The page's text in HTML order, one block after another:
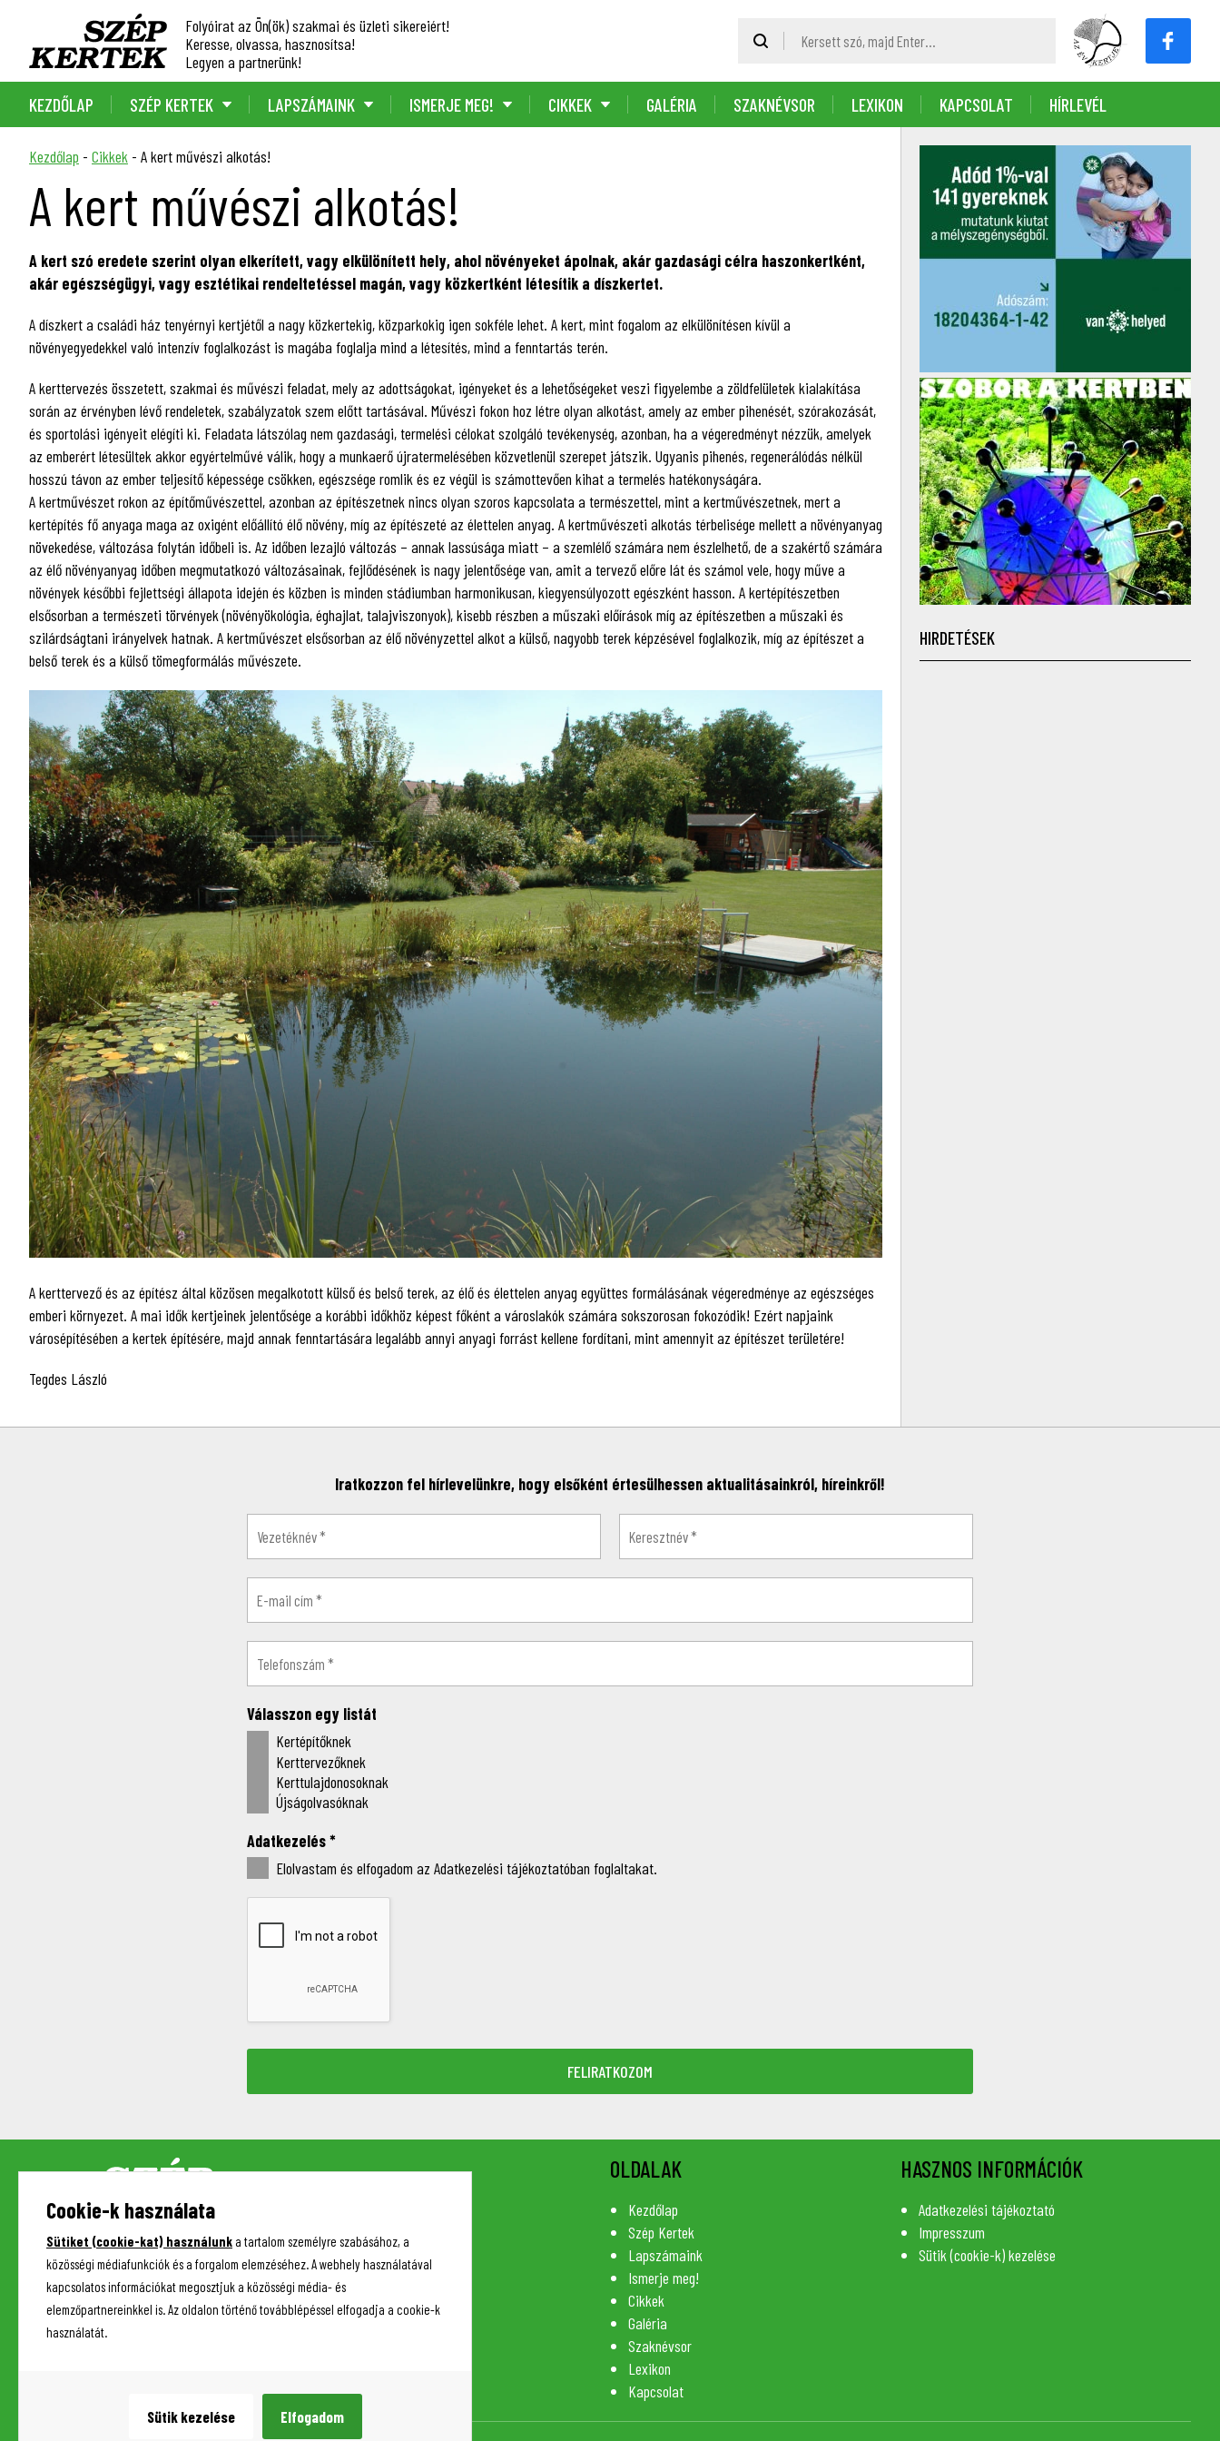
Folyóirat az Ön(ök) szakmai és üzleti sikereiért!
Keresse, olvassa, hasznosítsa!
Legyen a partnerünk!
KEZDŐLAP SZÉP KERTEK LAPSZÁMAINK ISMERJE MEG! CIKKEK GALÉRIA SZAKNÉVSOR LEXIKON KAPCSOLAT HÍRLEVÉL
Kezdőlap - Cikkek - A kert művészi alkotás!
A kert művészi alkotás!
A kert szó eredete szerint olyan elkerített, vagy elkülönített hely, ahol növényeket ápolnak, akár gazdasági célra haszonkertként,
akár egészségügyi, vagy esztétikai rendeltetéssel magán, vagy közkertként létesítik a díszkertet.
A díszkert a családi ház tenyérnyi kertjétől a nagy közkertekig, közparkokig igen sokféle lehet. A kert, mint fogalom az elkülönítésen kívül a
növényegyedekkel való intenzív foglalkozást is magába foglalja mind a létesítés, mind a fenntartás terén.
A kerttervezés összetett, szakmai és művészi feladat, mely az adottságokat, igényeket és a lehetőségeket veszi figyelembe a zöldfelületek kialakítása
során az érvényben lévő rendeletek, szabályzatok szem előtt tartásával. Művészi fokon hoz létre olyan alkotást, amely az ember pihenését, szórakozását,
és sportolási igényeit elégíti ki. Feladata látszólag nem gazdasági, termelési célokat szolgáló tevékenység, azonban, ha a végeredményt nézzük, amelyek
az emberért létesültek akkor egyértelművé válik, hogy a munkaerő újratermelésében közvetlenül szerepet játszik. Ugyanis pihenés, regenerálódás nélkül
hosszú távon az ember teljesítő képessége csökken, egészsége romlik és ez végül is számottevően kihat a termelés hatékonyságára.
A kertművészet rokon az építőművészettel, azonban az építészetnek nincs olyan szoros kapcsolata a természettel, mint a kertművészetnek, mert a
kertépítés fő anyaga maga az oxigént előállító élő növény, míg az építészeté az élettelen anyag. A kertművészeti alkotás térbelisége mellett a növényanyag
növekedése, változása folytán időbeli is. Az időben lezajló változás – annak lassúsága miatt – a szemlélő számára nem észlelhető, de a szakértő számára
az élő növényanyag időben megmutatkozó változásainak, fejlődésének is nagy jelentősége van, amit a tervező előre lát és számol vele, hogy műve a
növények későbbi fejlettségi állapota idején és közben is minden stádiumban harmonikusan, kiegyensúlyozott egészként hasson. A kertépítészetben
elsősorban a természeti törvények (növényökológia, éghajlat, talajviszonyok), kisebb részben a műszaki előírások míg az építészetben a műszaki és
szilárdságtani irányelvek hatnak. A kertművészet elsősorban az élő növényzettel alkot a külső, nagyobb terek képzésével foglalkozik, míg az építészet a
belső terek és a külső tömegformálás művészete.
A kerttervező és az építész által közösen megalkotott külső és belső terek, az élő és élettelen anyag együttes formálásának végeredménye az egészséges
emberi környezet. A mai idők kertjeinek jelentősége a korábbi időkhöz képest főként a városlakók számára sokszorosan fokozódik! Ezért napjaink
városépítésében a kertek építésére, majd annak fenntartására legalább annyi anyagi forrást kellene fordítani, mint amennyit az építészet területére!
Tegdes László
HIRDETÉSEK
Iratkozzon fel hírlevelünkre, hogy elsőként értesülhessen aktualitásainkról, híreinkről!
Válasszon egy listát
Kertépítőknek
Kerttervezőknek
Kerttulajdonosoknak
Újságolvasóknak
Adatkezelés*
Elolvastam és elfogadom az Adatkezelési tájékoztatóban foglaltakat.
OLDALAK
Kezdőlap
Szép Kertek
Lapszámaink
Ismerje meg!
Cikkek
Galéria
Szaknévsor
Lexikon
Kapcsolat
HASZNOS INFORMÁCIÓK
Adatkezelési tájékoztató
Impresszum
Sütik (cookie-k) kezelése
Cookie-k használata
Sütiket (cookie-kat) használunk a tartalom személyre szabásához, a
közösségi médiafunkciók és a forgalom elemzéséhez. A webhely használatával
kapcsolatos információkat megosztjuk a közösségi média- és
elemzőpartnereinkkel is. Az oldalon történő továbblépéssel elfogadja a cookie-k
használatát.
Sütik kezelése Elfogadom